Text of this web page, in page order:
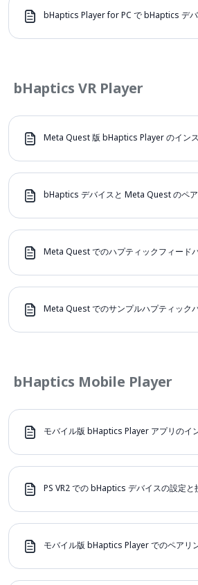
bHaptics Player for PC で bHaptics デ
bHaptics VR Player
Meta Quest 版 bHaptics Player のイン
bHaptics デバイスと Meta Quest のペ
Meta Quest でのハプティックフィード
Meta Quest でのサンプルハプティック
bHaptics Mobile Player
モバイル版 bHaptics Player アプリのイ
PS VR2 での bHaptics デバイスの設定と
モバイル版 bHaptics Player でのペアリ